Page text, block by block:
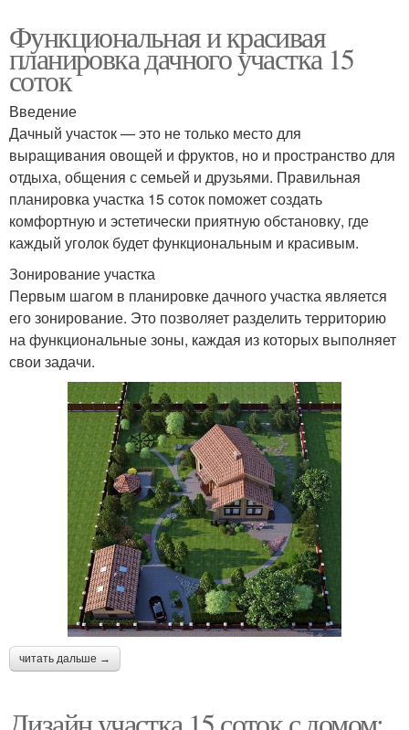
Функциональная и красивая
планировка дачного участка 15
соток
Введение
Дачный участок — это не только место для
выращивания овощей и фруктов, но и пространство для
отдыха, общения с семьей и друзьями. Правильная
планировка участка 15 соток поможет создать
комфортную и эстетически приятную обстановку, где
каждый уголок будет функциональным и красивым.
Зонирование участка
Первым шагом в планировке дачного участка является
его зонирование. Это позволяет разделить территорию
на функциональные зоны, каждая из которых выполняет
свои задачи.
читать дальше →